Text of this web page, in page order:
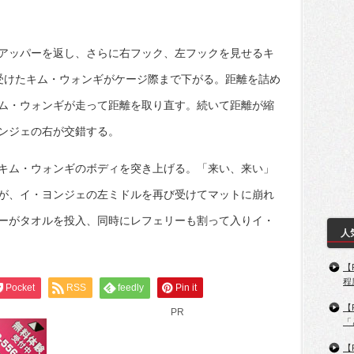
ッパーを返し、さらに右フック、左フックを見せるキ
たキム・ウォンギがケージ際まで下がる。距離を詰め
・ウォンギが走って距離を取り直す。続いて距離が縮
ジェの右が交錯する。
・ウォンギのボディを突き上げる。「来い、来い」
、イ・ヨンジェの左ミドルを再び受けてマットに崩れ
がタオルを投入、同時にレフェリーも割って入りイ・
Pocket RSS feedly Pin it
PR
人
程